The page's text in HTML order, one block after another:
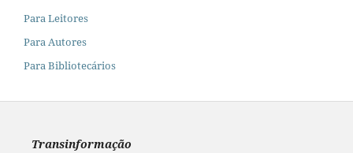
Para Leitores
Para Autores
Para Bibliotecários
Transinformação